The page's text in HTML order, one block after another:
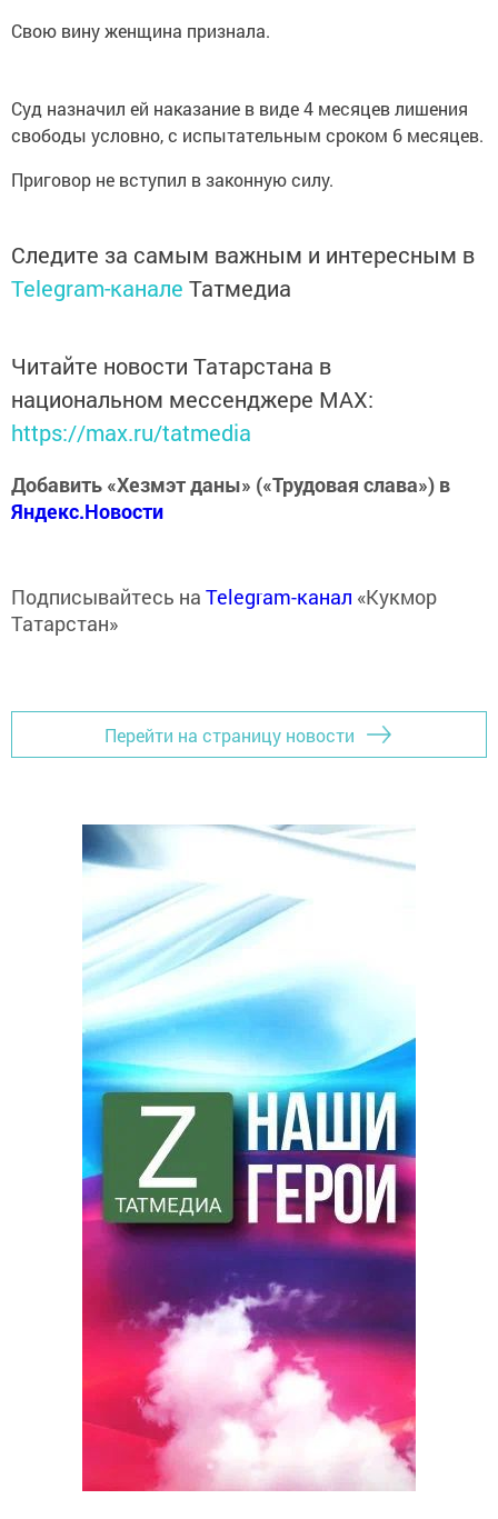
Свою вину женщина признала.
Суд назначил ей наказание в виде 4 месяцев лишения
свободы условно, с испытательным сроком 6 месяцев.
Приговор не вступил в законную силу.
Следите за самым важным и интересным в
Telegram-канале Татмедиа
Читайте новости Татарстана в
национальном мессенджере MАХ:
https://max.ru/tatmedia
Добавить «Хезмэт даны» («Трудовая слава») в
Яндекс.Новости
Подписывайтесь на Telegram-канал «Кукмор
Татарстан»
Перейти на страницу новости